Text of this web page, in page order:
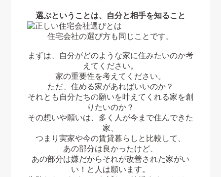
選ぶということは、自分と相手を知ること
住宅会社の選び方も同じことです。
まずは、自分がどのような家に住みたいのか考
えてください。
家の重要性を考えてください。
ただ、住める家があればいいのか？
それとも自分たちの願いを叶えてくれる家を創
りたいのか？
その想いや願いは、多く人が今まで住んできた
家、
つまり実家や今の賃貸暮らしと比較して、
あの部分は良かったけど、
あの部分は嫌だからそれが改善された家がい
い！と人は願います。